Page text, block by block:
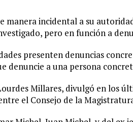
manera incidental a su
pero en función a
presenten denuncias
denuncie a una persona
Millares, divulgó en los
el Consejo de la